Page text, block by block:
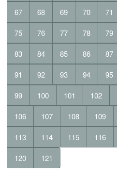
67 68 69 70 71
75 76 77 78 79
83 84 85 86 87
91 92 93 94 95
99 100 101 102
106 107 108 109
113 114 115 116
120 121